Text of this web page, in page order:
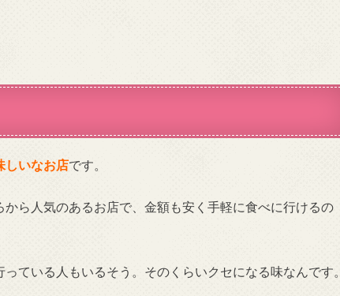
しいなお店です。
ら人気のあるお店で、金額も安く手軽に食べに行けるの
ている人もいるそう。そのくらいクセになる味なんです。